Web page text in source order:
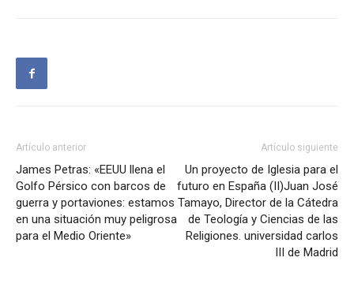
Artículo anterior
James Petras: «EEUU llena el
Golfo Pérsico con barcos de
guerra y portaviones: estamos
en una situación muy peligrosa
para el Medio Oriente»
Artículo siguiente
Un proyecto de Iglesia para el
futuro en España (II)Juan José
Tamayo, Director de la Cátedra
de Teología y Ciencias de las
Religiones. universidad carlos
III de Madrid